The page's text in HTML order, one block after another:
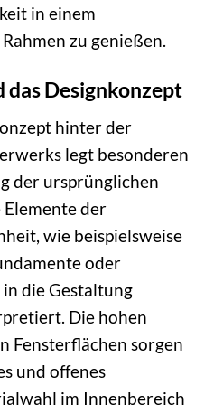
in einem
zu genießen.
Designkonzept
hinter der
legt besonderen
der ursprünglichen
Elemente der
wie beispielsweise
oder
die Gestaltung
Die hohen
Fensterflächen sorgen
und offenes
im Innenbereich